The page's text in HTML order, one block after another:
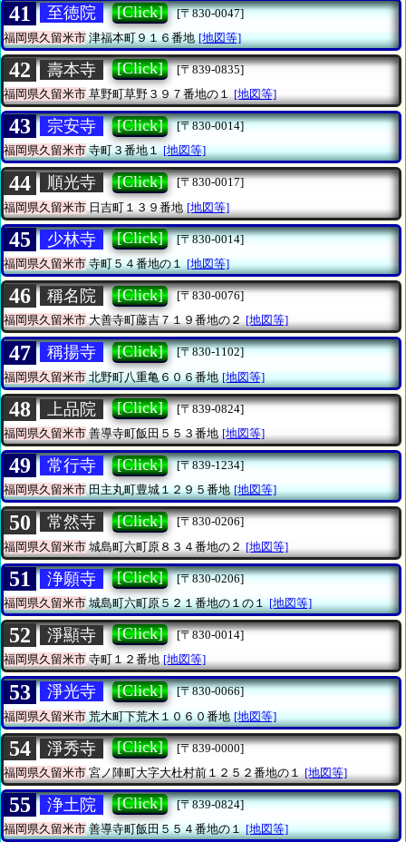
41 至徳院 [Click]
[〒830-0047]
福岡県久留米市津福本町９１６番地 [地図等]
42 壽本寺 [Click]
[〒839-0835]
福岡県久留米市草野町草野３９７番地の１ [地図等]
43 宗安寺 [Click]
[〒830-0014]
福岡県久留米市寺町３番地１ [地図等]
44 順光寺 [Click]
[〒830-0017]
福岡県久留米市 日吉町１３９番地 [地図等]
45 少林寺 [Click]
[〒830-0014]
福岡県久留米市寺町５４番地の１ [地図等]
46 稱名院 [Click]
[〒830-0076]
福岡県久留米市大善寺町藤吉７１９番地の２ [地図等]
47 稱揚寺 [Click]
[〒830-1102]
福岡県久留米市北野町八重亀６０６番地 [地図等]
48 上品院 [Click]
[〒839-0824]
福岡県久留米市善導寺町飯田５５３番地 [地図等]
49 常行寺 [Click]
[〒839-1234]
福岡県久留米市田主丸町豊城１２９５番地 [地図等]
50 常然寺 [Click]
[〒830-0206]
福岡県久留米市 城島町六町原８３４番地の２ [地図等]
51 浄願寺 [Click]
[〒830-0206]
福岡県久留米市城島町六町原５２１番地の１の１ [地図等]
52 淨顯寺 [Click]
[〒830-0014]
福岡県久留米市寺町１２番地 [地図等]
53 淨光寺 [Click]
[〒830-0066]
福岡県久留米市荒木町下荒木１０６０番地 [地図等]
54 淨秀寺 [Click]
[〒839-0000]
福岡県久留米市宮ノ陣町大字大杜村前１２５２番地の１ [地図等]
55 浄土院 [Click]
[〒839-0824]
福岡県久留米市善導寺町飯田５５４番地の１ [地図等]